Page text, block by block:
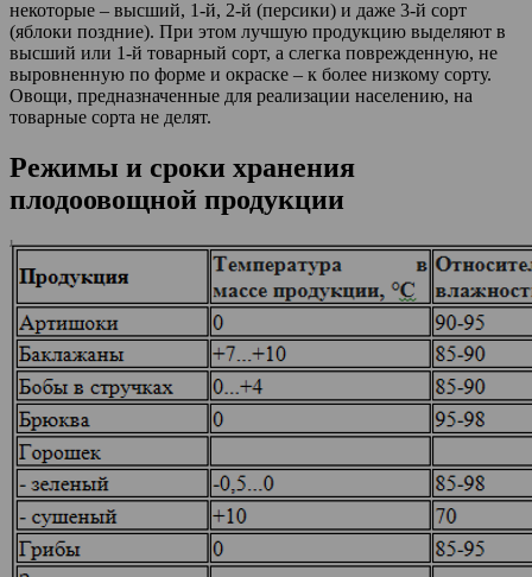
некоторые – высший, 1-й, 2-й (персики) и даже 3-й сорт
(яблоки поздние). При этом лучшую продукцию выделяют в
высший или 1-й товарный сорт, а слегка поврежденную, не
выровненную по форме и окраске – к более низкому сорту.
Овощи, предназначенные для реализации населению, на
товарные сорта не делят.
Режимы и сроки хранения
плодоовощной продукции